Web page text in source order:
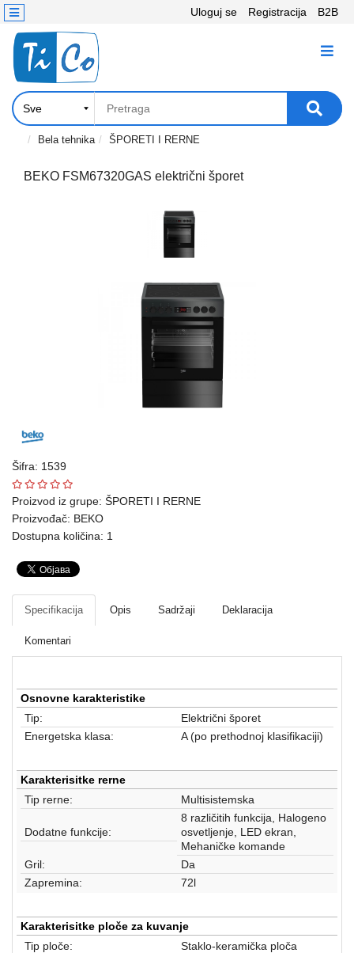
Uloguj se Registracija B2B
KATEGORIJE
Računari,
Komponente
Laptop
tablet
Telefoni
oprema
Mrežna
Fotoaparati
kamere
Kućni
aparati
Software
Sve
kategorije
Kontakt
Bela tehnika ŠPORETI I RERNE
BEKO FSM67320GAS električni šporet
Šifra: 1539
Proizvod iz grupe: ŠPORETI I RERNE
Proizvođač: BEKO
Dostupna količina: 1
Specifikacija Opis Sadržaji Deklaracija
Komentari
Osnovne karakteristike
Tip:
Električni šporet
Energetska klasa:
A (po prethodnoj klasifikaciji)
Karakterisitke rerne
Tip rerne:
Multisistemska
Dodatne funkcije:
8 različitih funkcija, Halogeno
osvetljenje, LED ekran,
Mehaničke komande
Gril:
Da
Zapremina:
72l
Karakterisitke ploče za kuvanje
Tip ploče:
Staklo-keramička ploča